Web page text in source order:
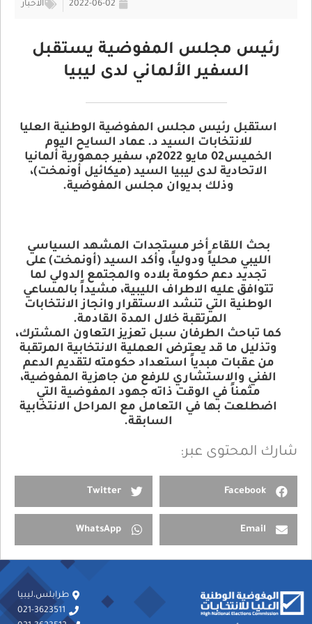
2022-06-02 الأخبار
رئيس مجلس المفوضية يستقبل
السفير الألماني لدى ليبيا
استقبل رئيس مجلس المفوضية الوطنية العليا
للانتخابات السيد د. عماد السايح اليوم
الخميس02 مايو 2022م، سفير جمهورية ألمانيا
الاتحادية لدى ليبيا السيد (ميكائيل أونمخت)،
وذلك بديوان مجلس المفوضية.
بحث اللقاء أخر مستجدات المشهد السياسي
الليبي محلياً ودولياً، وأكد السيد (أونمخت) على
تجديد دعم حكومة بلاده والمجتمع الدولي لما
تتوافق عليه الاطراف الليبية، مشيداً بالمساعي
الوطنية التي تنشد الاستقرار وانجاز الانتخابات
المرتقبة خلال المدة القادمة.
كما تباحث الطرفان سبل تعزيز التعاون المشترك،
وتذليل ما قد يعترض العملية الانتخابية المرتقبة
من عقبات مبدياً استعداد حكومته لتقديم الدعم
الفني والاستشاري للرفع من جاهزية المفوضية،
مثمناً في الوقت ذاته جهود المفوضية التي
اضطلعت بها في التعامل مع المراحل الانتخابية
السابقة.
شارك المحتوى عبر:
Facebook
Twitter
Email
WhatsApp
طرابلس،ليبيا
021-3623511